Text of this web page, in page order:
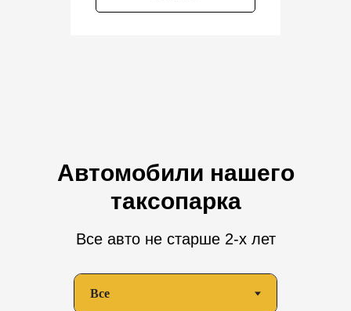
Автомобили нашего
таксопарка
Все авто не старше 2-х лет